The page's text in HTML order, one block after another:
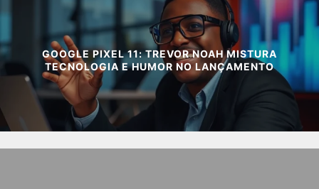
GOOGLE PIXEL 11: TREVOR NOAH MISTURA
TECNOLOGIA E HUMOR NO LANÇAMENTO